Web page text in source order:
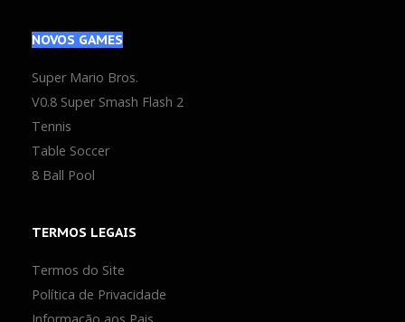
NOVOS GAMES
Super Mario Bros.
V0.8 Super Smash Flash 2
Tennis
Table Soccer
8 Ball Pool
TERMOS LEGAIS
Termos do Site
Política de Privacidade